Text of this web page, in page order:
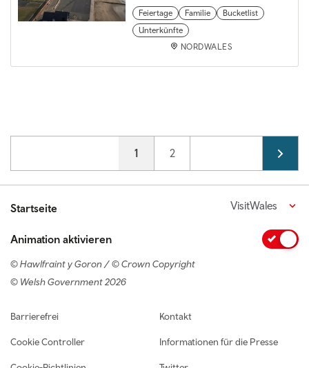
Feiertage Familie
Bucketlist
Unterkünfte
NORDWALES
Current page
1 Page
2
Startseite VisitWales
Animation aktivieren
© Hawlfraint y Goron / © Crown Copyright
© Welsh Government 2026
Footer navigation
Barrierefrei
Cookie Controller
Kontakt
Informationen für die Presse